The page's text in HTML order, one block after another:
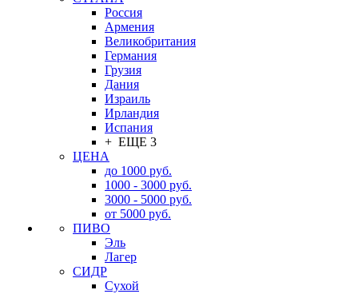
Россия
Армения
Великобритания
Германия
Грузия
Дания
Израиль
Ирландия
Испания
+ ЕЩЕ 3
ЦЕНА
до 1000 руб.
1000 - 3000 руб.
3000 - 5000 руб.
от 5000 руб.
ПИВО
Эль
Лагер
СИДР
Сухой